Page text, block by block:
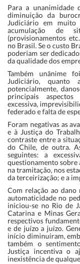
Para a unanimidade
diminuição da
Judiciário em muito
acumulação de
(provisionamentos
no Brasil. Se o custo
poderiam ser
da qualidade dos
Também unânime
Judiciário,
potencialmente,
principais
excessiva,
federado e falta de
Foram negativas as
e à Justiça do
contraste entre a
do Chile, de outra.
seguintes: a
questionamento sobre
na tramitação, nos
da terceirização; e a
Com relação ao dano
automaticidade no
iniciou-se no Rio de
Catarina e Minas
respectivos
e de juízo a juízo.
início diminuíram,
também o
Justiça incentiva o
inexistência de